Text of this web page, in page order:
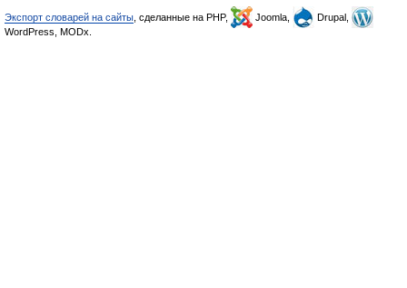
Экспорт словарей на сайты , сделанные на PHP, Joomla,
Drupal,
WordPress, MODx.